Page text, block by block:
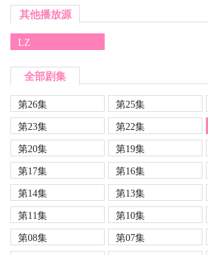
其他播放源
LZ
全部剧集
第26集 第25集
第23集
第22集
第20集
第19集
第17集
第16集
第14集
第13集
第11集
第10集
第08集
第07集